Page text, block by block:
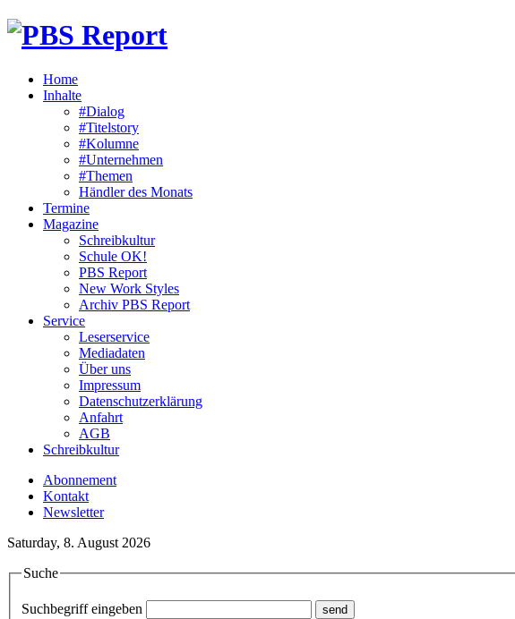
Home
Inhalte
#Dialog
#Titelstory
#Kolumne
#Unternehmen
#Themen
Händler des Monats
Termine
Magazine
Schreibkultur
Schule OK!
PBS Report
New Work Styles
Archiv PBS Report
Service
Leserservice
Mediadaten
Über uns
Impressum
Datenschutzerklärung
Anfahrt
AGB
Schreibkultur
Abonnement
Kontakt
Newsletter
Saturday, 8. August 2026
Suche
Suchbegriff eingeben